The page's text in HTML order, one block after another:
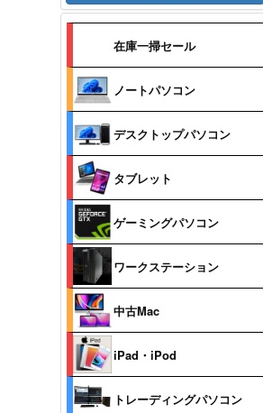
在庫一掃セール
ノートパソコン
デスクトップパソコン
タブレット
ゲーミングパソコン
ワークステーション
中古Mac
iPad・iPod
トレーディングパソコン